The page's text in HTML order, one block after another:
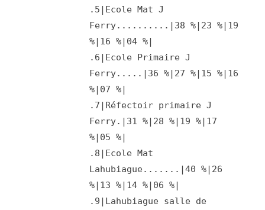
.5|Ecole Mat J
Ferry..........|38 %|23 %|19
%|16 %|04 %|
.6|Ecole Primaire J
Ferry.....|36 %|27 %|15 %|16
%|07 %|
.7|Réfectoir primaire J
Ferry.|31 %|28 %|19 %|17
%|05 %|
.8|Ecole Mat
Lahubiague.......|40 %|26
%|13 %|14 %|06 %|
.9|Lahubiague salle de